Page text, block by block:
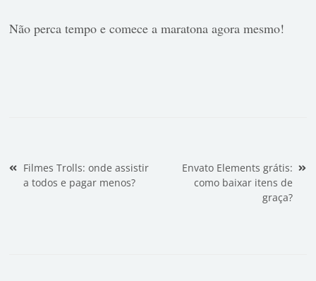
Não perca tempo e comece a maratona agora mesmo!
Navegação de Post
Filmes Trolls: onde assistir
a todos e pagar menos?
Envato Elements grátis:
como baixar itens de
graça?